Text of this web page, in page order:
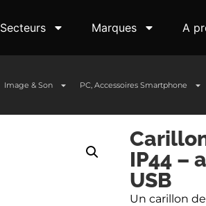
Secteurs Marques A
Image & Son PC, Accessoires Smartphone
IP44 –
USB
Un carillon